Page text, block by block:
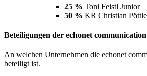
25 % Toni Feistl Junior
50 % KR Christian
Beteiligungen der echonet
An welchen Unternehmen die echonet
beteiligt ist.